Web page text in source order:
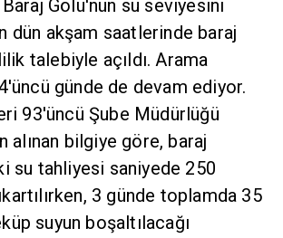
Baraj Gölü'nün su seviyesini
dün akşam saatlerinde baraj
talebiyle açıldı. Arama
günde de devam ediyor.
93'üncü Şube Müdürlüğü
alınan bilgiye göre, baraj
su tahliyesi saniyede 250
3 günde toplamda 35
suyun boşaltılacağı